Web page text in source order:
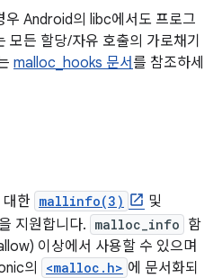
우 Android의 libc에서도 프로그
모든 할당/자유 호출의 가로채기
malloc_hooks 문서를 참조하세
대한 mallinfo(3) 및
지원합니다. malloc_info 함
이상에서 사용할 수 있으며
의
<malloc.h> 에 문서화되